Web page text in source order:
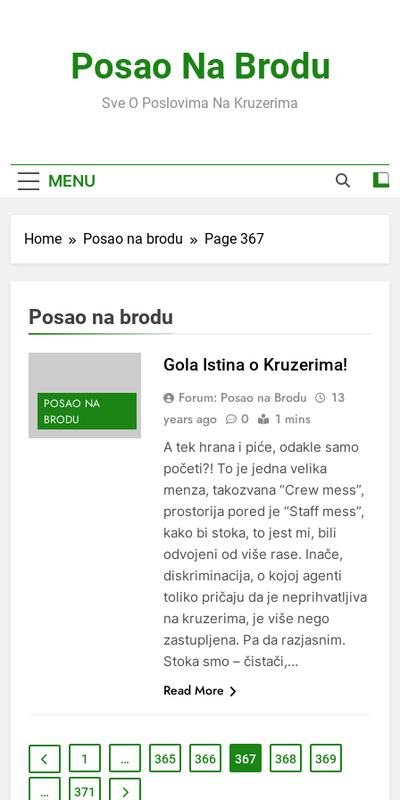
Posao Na Brodu
Sve O Poslovima Na Kruzerima
MENU
Home Posao na brodu Page 367
Posao na brodu
POSAO NA
BRODU
Gola Istina o Kruzerima!
Forum: Posao na Brodu
13
years ago
0 1 mins
A tek hrana i piće, odakle samo
početi?! To je jedna velika
menza, takozvana “Crew mess”,
prostorija pored je “Staff mess”,
kako bi stoka, to jest mi, bili
odvojeni od više rase. Inače,
diskriminacija, o kojoj agenti
toliko pričaju da je neprihvatljiva
na kruzerima, je više nego
zastupljena. Pa da razjasnim.
Stoka smo – čistači,…
Read More
1 … 365 366 367 368 369
… 371